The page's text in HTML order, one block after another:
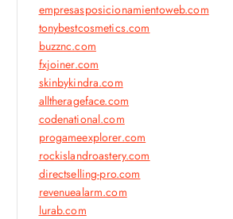
empresasposicionamientoweb.com
tonybestcosmetics.com
buzznc.com
fxjoiner.com
skinbykindra.com
alltherageface.com
codenational.com
progameexplorer.com
rockislandroastery.com
directselling-pro.com
revenuealarm.com
lurab.com